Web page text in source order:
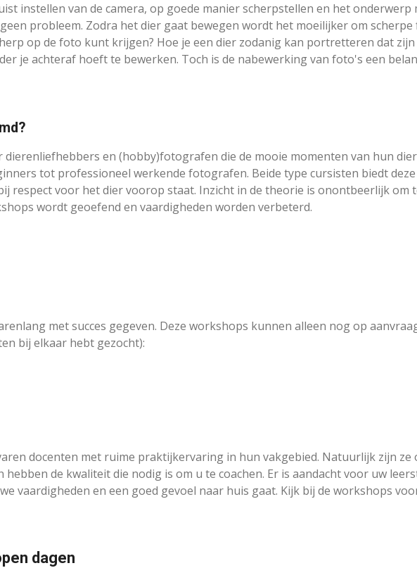
instellen van de camera, op goede manier scherpstellen en het onderwerp
probleem. Zodra het dier gaat bewegen wordt het moeilijker om scherpe
op de foto kunt krijgen? Hoe je een dier zodanig kan portretteren dat
je achteraf hoeft te bewerken. Toch is de nabewerking van foto's een
en (hobby)fotografen die de mooie momenten van hun
tot professioneel werkende fotografen. Beide type cursisten biedt
respect voor het dier voorop staat. Inzicht in de theorie is onontbeerlijk om
wordt geoefend en vaardigheden worden verbeterd.
met succes gegeven. Deze workshops kunnen alleen nog op
bij elkaar hebt gezocht):
docenten met ruime praktijkervaring in hun vakgebied. Natuurlijk zijn ze
de kwaliteit die nodig is om u te coachen. Er is aandacht voor uw
vaardigheden en een goed gevoel naar huis gaat. Kijk bij de workshops
dagen